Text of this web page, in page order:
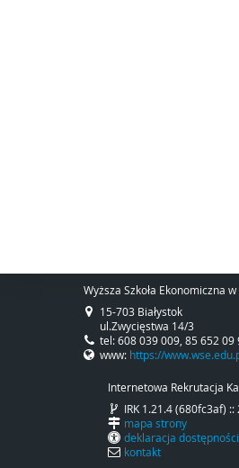
Wyższa Szkoła Ekonomiczna
15-703 Białystok
ul.Zwycięstwa 14/3
tel: 608 039 009, 85 652 09
www: https://
Internetowa Rekrutacja
IRK 1.21.4 (680fc3af)
mapa strony
deklaracja dostępności
kontakt